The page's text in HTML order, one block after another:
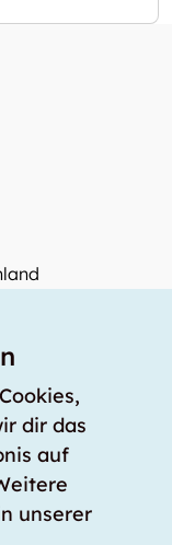
dir das
auf
unserer